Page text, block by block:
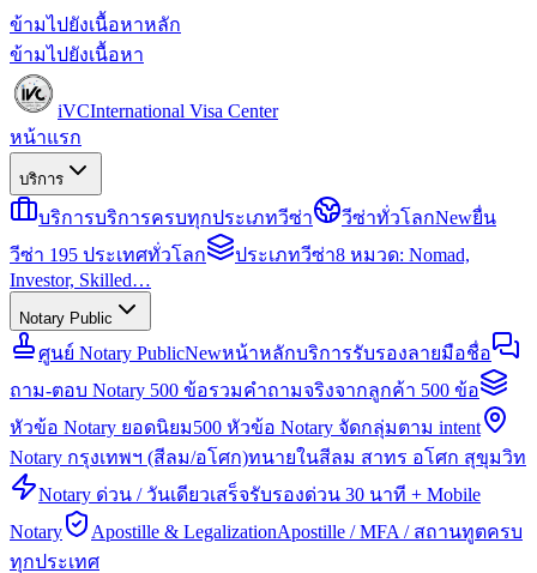
ข้ามไปยังเนื้อหาหลัก
ข้ามไปยังเนื้อหา
iVCInternational Visa Center
หน้าแรก
บริการ
บริการบริการครบทุกประเภทวีซ่า วีซ่าทั่วโลกNewยื่น
วีซ่า 195 ประเทศทั่วโลก
ประเภทวีซ่า8 หมวด: Nomad,
Investor, Skilled…
Notary Public
ศูนย์ Notary PublicNewหน้าหลักบริการรับรองลายมือชื่อ
ถาม-ตอบ Notary 500 ข้อรวมคำถามจริงจากลูกค้า 500 ข้อ
หัวข้อ Notary ยอดนิยม500 หัวข้อ Notary จัดกลุ่มตาม intent
Notary กรุงเทพฯ (สีลม/อโศก)ทนายในสีลม สาทร อโศก สุขุมวิท
Notary ด่วน / วันเดียวเสร็จรับรองด่วน 30 นาที + Mobile
Notary
Apostille & LegalizationApostille / MFA / สถานทูตครบ
ทุกประเทศ